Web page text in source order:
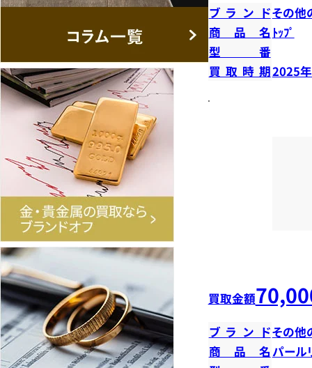
ブランドその他
商品名 ﾄｯﾌﾟ
型番
買取時期2025
買取金額
ブランドその他
商品名 パール